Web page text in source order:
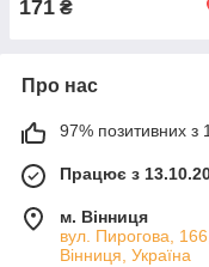
171 ₴
Про нас
97% позитивних з
Працює з
м. Вінниця
вул. Пирогова,
Вінниця, Україна